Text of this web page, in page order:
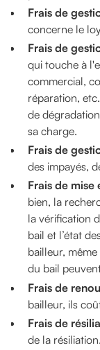
Frais de
concerne le
Frais de
qui touche à
commercial,
réparation,
de
sa charge.
Frais de
des impayés,
Frais de mise
bien, la
la vérification
bail et l’état
bailleur,
du bail
Frais de
bailleur, ils
Frais de
de la résiliation.